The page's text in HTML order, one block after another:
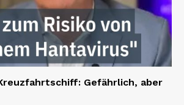
Gefährlich, aber